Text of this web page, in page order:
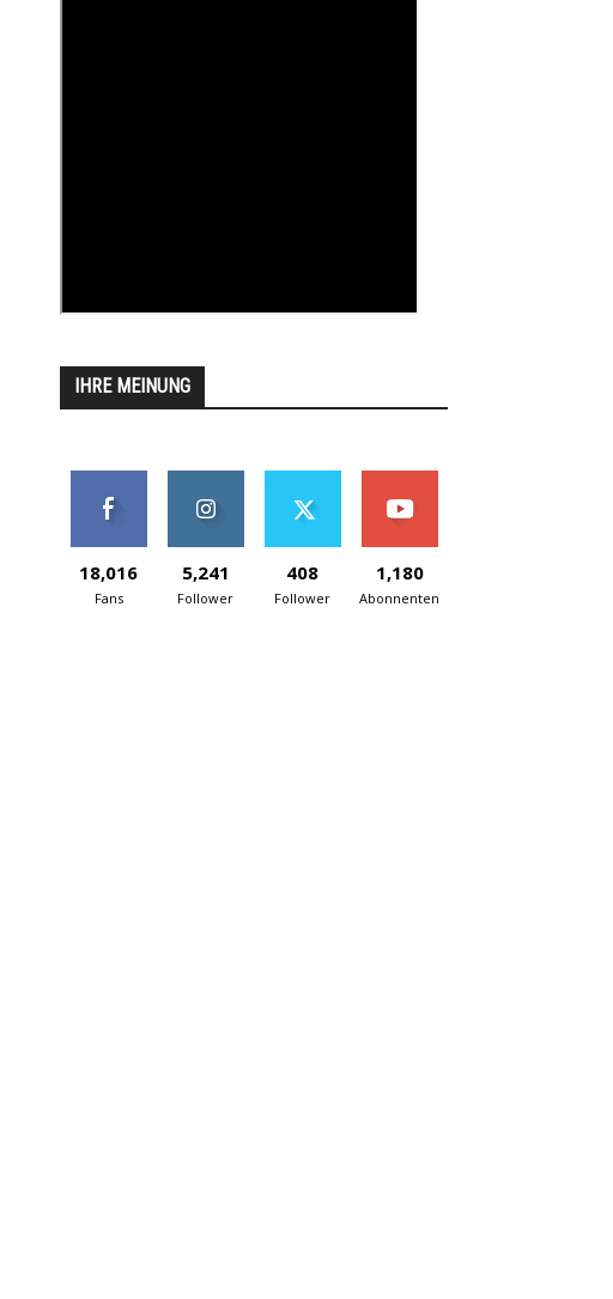
IHRE MEINUNG
18,016
Fans
5,241
Follower
408
Follower
1,180
Abonnenten